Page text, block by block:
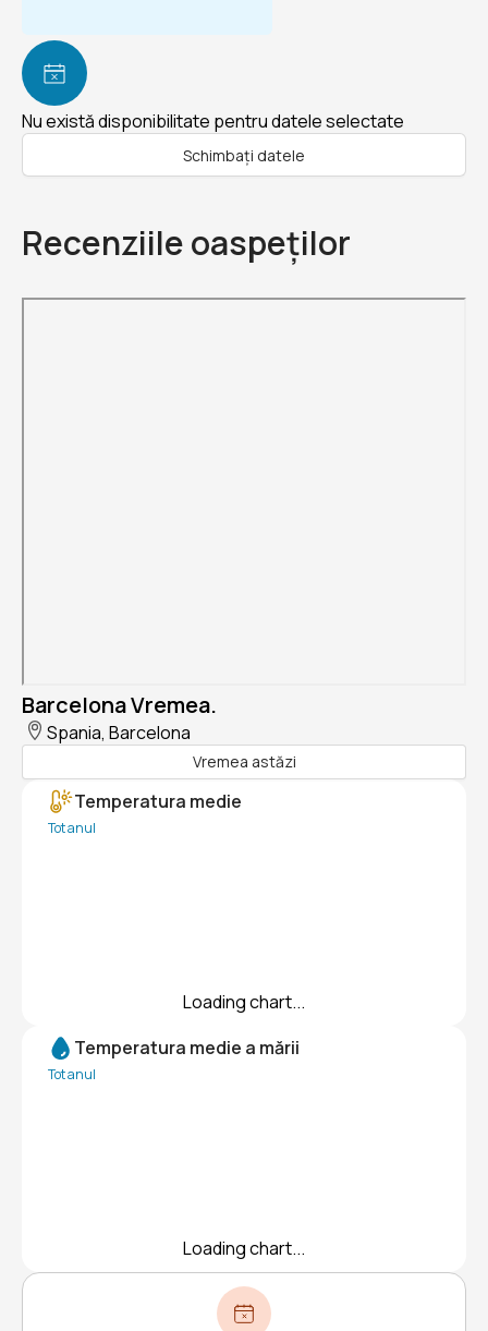
Nu există disponibilitate pentru datele selectate
Schimbați datele
Recenziile oaspeților
Barcelona Vremea.
Spania, Barcelona
Vremea astăzi
Temperatura medie
Tot anul
Loading chart...
Temperatura medie a mării
Tot anul
Loading chart...